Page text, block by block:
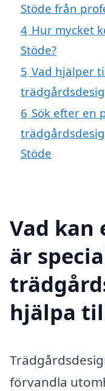
Stöde från
4 Hur mycket
Stöde?
5 Vad hjälper
6 Sök efter en
Stöde
Vad kan
är
hjälpa
förvandla